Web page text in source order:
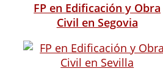
FP en Edificación y Obra
Civil en Segovia